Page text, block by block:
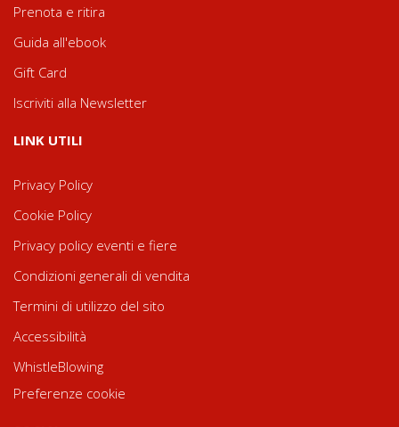
Prenota e ritira
Guida all'ebook
Gift Card
Iscriviti alla Newsletter
LINK UTILI
Privacy Policy
Cookie Policy
Privacy policy eventi e fiere
Condizioni generali di vendita
Termini di utilizzo del sito
Accessibilità
WhistleBlowing
Preferenze cookie